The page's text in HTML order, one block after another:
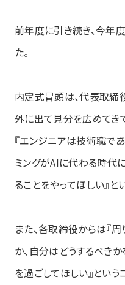
前年度に引き続き、今年
た。
内定式冒頭は、代表取締
外に出て見分を広めてき
『エンジニアは技術職で
ミングがAIに代わる時代
ることをやってほしい』と
また、各取締役からは『
か、自分はどうするべき
を過ごしてほしい』という